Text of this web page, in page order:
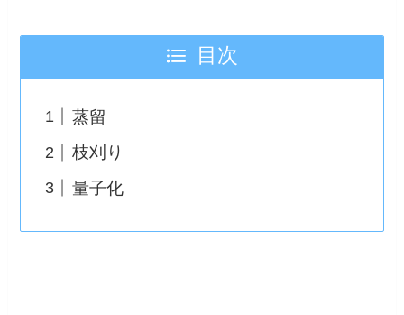
目次
蒸留
枝刈り
量子化